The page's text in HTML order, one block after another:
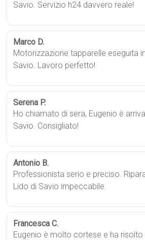
Savio. Servizio h24 davvero reale!
Marco D.
Motorizzazione tapparelle eseguita
Savio. Lavoro perfetto!
Serena P.
Ho chiamato di sera, Eugenio è
Savio. Consigliato!
Antonio B.
Professionista serio e preciso.
Lido di Savio impeccabile.
Francesca C.
Eugenio è molto cortese e ha